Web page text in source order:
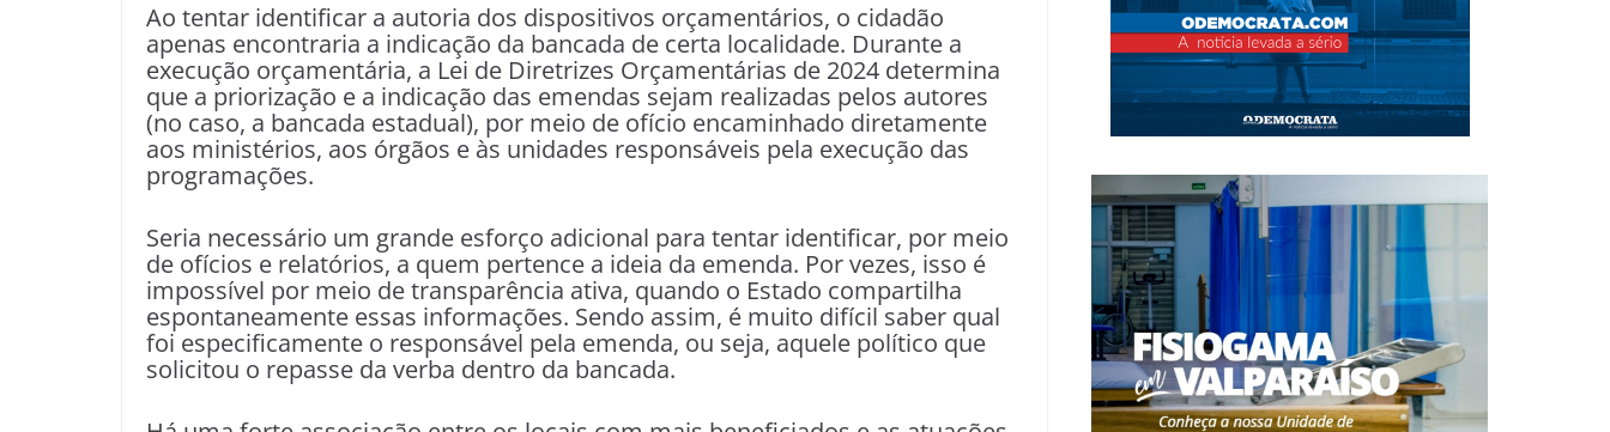
Ao tentar identificar a autoria dos dispositivos orçamentários, o cidadão
apenas encontraria a indicação da bancada de certa localidade. Durante a
execução orçamentária, a Lei de Diretrizes Orçamentárias de 2024 determina
que a priorização e a indicação das emendas sejam realizadas pelos autores
(no caso, a bancada estadual), por meio de ofício encaminhado diretamente
aos ministérios, aos órgãos e às unidades responsáveis pela execução das
programações.
Seria necessário um grande esforço adicional para tentar identificar, por meio
de ofícios e relatórios, a quem pertence a ideia da emenda. Por vezes, isso é
impossível por meio de transparência ativa, quando o Estado compartilha
espontaneamente essas informações. Sendo assim, é muito difícil saber qual
foi especificamente o responsável pela emenda, ou seja, aquele político que
solicitou o repasse da verba dentro da bancada.